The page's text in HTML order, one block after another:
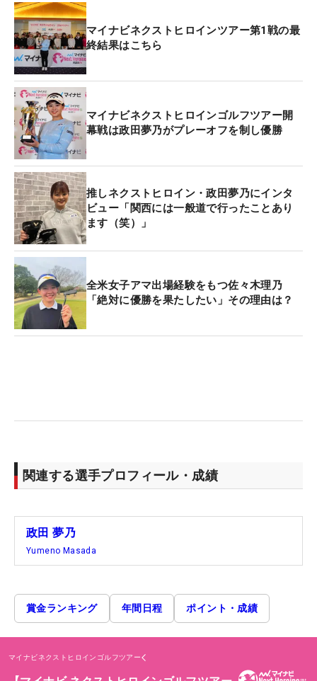
マイナビネクストヒロインツアー第1戦の最
終結果はこちら
マイナビネクストヒロインゴルフツアー開
幕戦は政田夢乃がプレーオフを制し優勝
推しネクストヒロイン・政田夢乃にインタ
ビュー「関西には一般道で行ったことあり
ます（笑）」
全米女子アマ出場経験をもつ佐々木理乃
「絶対に優勝を果たしたい」その理由は？
関連する選手プロフィール・成績
政田 夢乃
Yumeno Masada
賞金ランキング 年間日程 ポイント・成績
マイナビネクストヒロインゴルフツアー